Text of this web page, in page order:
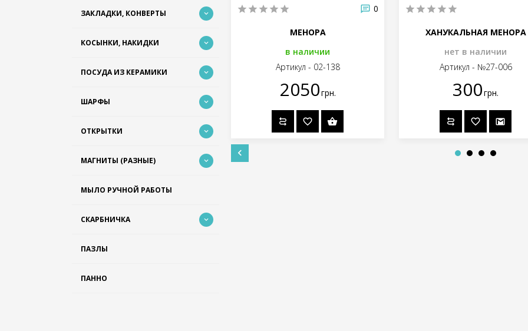
ЗАКЛАДКИ, КОНВЕРТЫ
КОСЫНКИ, НАКИДКИ
ПОСУДА ИЗ КЕРАМИКИ
ШАРФЫ
ОТКРЫТКИ
МАГНИТЫ (РАЗНЫЕ)
МЫЛО РУЧНОЙ РАБОТЫ
СКАРБНИЧКА
ПАЗЛЫ
ПАННО
0
Артикул - №27-008
0
МЕНОРА
в наличии
Артикул - 02-138
2050грн.
ХАНУКАЛЬНАЯ МЕНОРА
нет в наличии
Артикул - №27-006
300грн.